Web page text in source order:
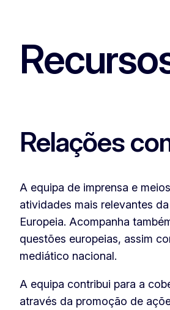
Relações
A equipa de imprensa e
atividades mais relevantes
Europeia. Acompanha
questões europeias, assim
mediático nacional.
A equipa contribui para a
através da promoção de